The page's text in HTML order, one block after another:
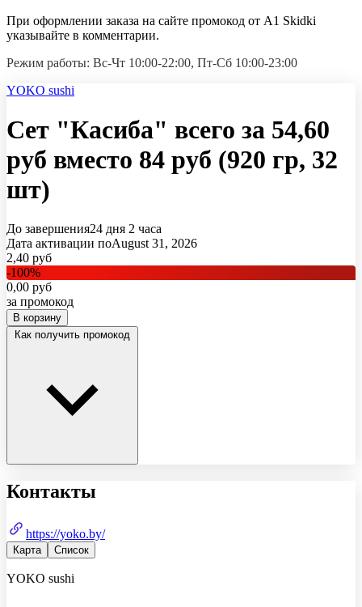
При оформлении заказа на сайте промокод от A1 Skidki
указывайте в комментарии.
Режим работы: Вс-Чт 10:00-22:00, Пт-Сб 10:00-23:00
YOKO sushi
Сет "Касиба" всего за 54,60
руб вместо 84 руб (920 гр, 32
шт)
До завершения24 дня 2 часа
Дата активации поAugust 31, 2026
2,40 руб
-100%
0,00 руб
за промокод
В корзину
Как получить промокод
Контакты
https://yoko.by/
Карта Список
YOKO sushi